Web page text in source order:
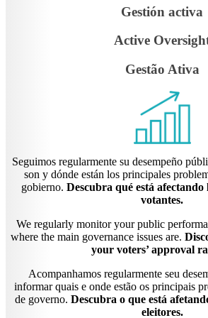
Gestión activa
Active
Gestão Ativa
Seguimos regularmente su desempeño
son y dónde están los principales
gobierno. Descubra qué está afectando
votantes.
We regularly monitor your public
where the main governance issues are.
your voters’ approval
Acompanhamos regularmente seu
informar quais e onde estão os principais
de governo. Descubra o que está
eleitores.